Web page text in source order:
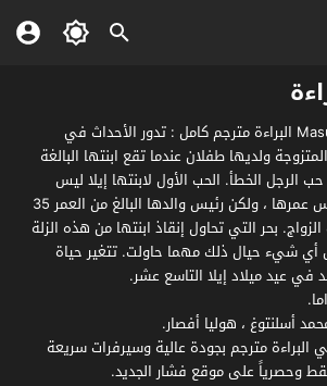
قصة مسلسل Masumiyet البراءة مترجم كامل : تدور الأحداث في
ولديها طفلان عندما تقع ابنتها البالغة
في حب الرجل الخطأ. الحب الأول لابنتها إيلا ليس
طالبة جامعية في نفس عمرها ، ولكن رئيس والدها البالغ من العمر 35
بحر التي تحاول إنقاذ ابنتها من هذه الزلة
أي شيء حيال ذلك مهما حاولت. تتغير حياة
في عيد ميلاد إيلا التاسع عشر.
أسلنتوغ ، هوليا أفصار.
مترجم بجودة عالية وسيرفرات سريعة
وحصرياً على موقع فشار الجديد.